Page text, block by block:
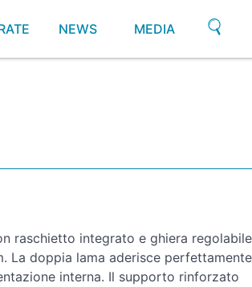
NEWS MEDIA
raschietto integrato e ghiera
La doppia lama aderisce
interna. Il supporto rinforzato